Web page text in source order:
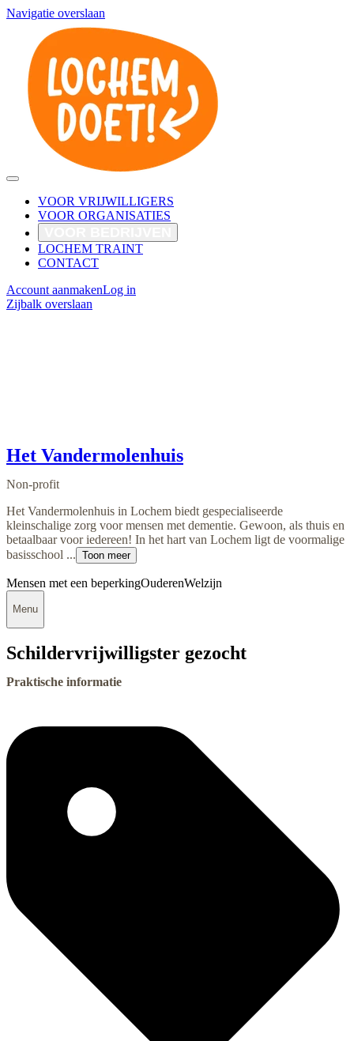
Navigatie overslaan
VOOR VRIJWILLIGERS
VOOR ORGANISATIES
LOCHEM TRAINT
CONTACT
Account aanmakenLog in
Zijbalk overslaan
Het Vandermolenhuis
Non-profit
Het Vandermolenhuis in Lochem biedt gespecialiseerde
kleinschalige zorg voor mensen met dementie. Gewoon, als thuis en
betaalbaar voor iedereen! In het hart van Lochem ligt de voormalige
basisschool ... Toon meer
Mensen met een beperkingOuderenWelzijn
Menu
Schildervrijwilligster gezocht
Praktische informatie